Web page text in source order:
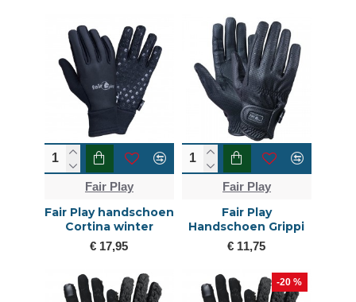
Fair Play
Fair Play handschoen
Cortina winter
€ 17,95
Fair Play
Fair Play
Handschoen Grippi
€ 11,75
-20 %